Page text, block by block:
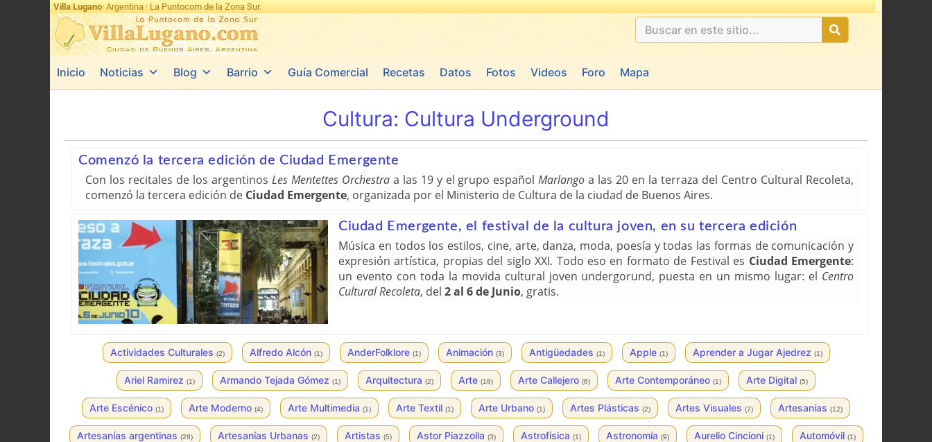
Villa Lugano· Argentina · La Puntocom de la Zona Sur.
Inicio Noticias Blog Barrio Guía Comercial Recetas Datos Fotos Videos Foro Mapa
Cultura: Cultura Underground
Comenzó la tercera edición de Ciudad Emergente
Con los recitales de los argentinos Les Mentettes Orchestraa las 19 y el grupo españolMarlango a las 20 en la terraza del Centro Cultural Recoleta,
comenzó la tercera edición de Ciudad Emergente, organizada por el Ministerio de Cultura de la ciudad de Buenos Aires.
Ciudad Emergente, el festival de la cultura joven, en su tercera edición
Música en todos los estilos, cine, arte, danza, moda, poesía y todas las formas de comunicación y
expresión artística, propias del siglo XXI. Todo eso en formato de Festival es Ciudad Emergente:
un evento con toda la movida cultural joven undergorund, puesta en un mismo lugar: el Centro
Cultural Recoleta, del 2 al 6 de Junio, gratis.
Actividades Culturales (2) Alfredo Alcón (1) AnderFolklore (1) Animación (3) Antigüedades (1) Apple (1) Aprender a Jugar Ajedrez (1)
Ariel Ramirez (1) Armando Tejada Gómez (1) Arquitectura (2) Arte (18) Arte Callejero (6) Arte Contemporáneo (1) Arte Digital (5)
Arte Escénico (1) Arte Moderno (4) Arte Multimedia (1) Arte Textil (1) Arte Urbano (1) Artes Plásticas (2) Artes Visuales (7) Artesanías (12)
Artesanías argentinas (28) Artesanías Urbanas (2) Artistas (5) Astor Piazzolla (3) Astrofísica (1) Astronomía (9) Aurelio Cincioni (1) Automóvil (1)